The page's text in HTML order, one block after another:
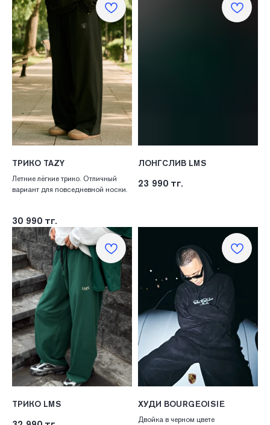
ТРИКО TAZY
Летние лёгкие трико. Отличный
вариант для повседневной носки.
30 990 тг.
ЛОНГСЛИВ LMS
23 990 тг.
ТРИКО LMS ХУДИ BOURGEOISIE
Двойка в черном цвете